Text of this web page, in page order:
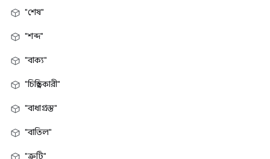
"শেষ"
"শব্দ"
"বাক্য"
"চিহ্নিতকারী"
"বাধাগ্রস্ত"
"বাতিল"
"ত্রুটি"